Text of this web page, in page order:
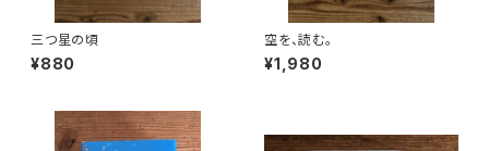
三つ星の頃
¥880
空を、読む。
¥1,980